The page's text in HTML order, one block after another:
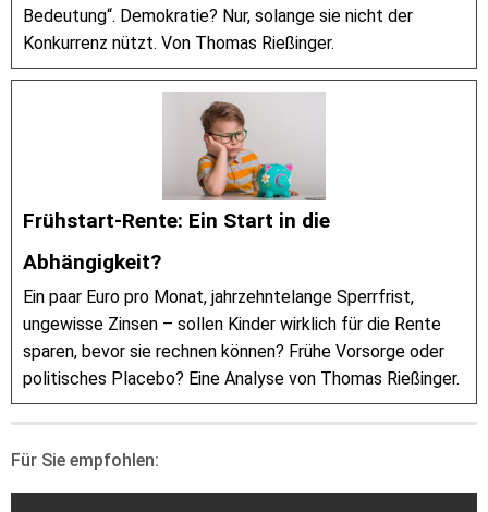
Bedeutung“. Demokratie? Nur, solange sie nicht der
Konkurrenz nützt. Von Thomas Rießinger.
Frühstart-Rente: Ein Start in die
Abhängigkeit?
Ein paar Euro pro Monat, jahrzehntelange Sperrfrist,
ungewisse Zinsen – sollen Kinder wirklich für die Rente
sparen, bevor sie rechnen können? Frühe Vorsorge oder
politisches Placebo? Eine Analyse von Thomas Rießinger.
Für Sie empfohlen: